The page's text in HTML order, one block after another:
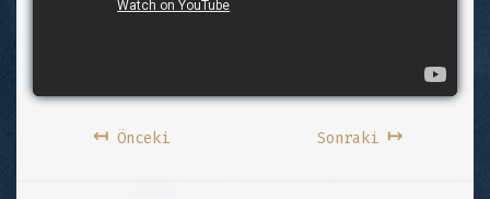
↤Önceki Sonraki ↦